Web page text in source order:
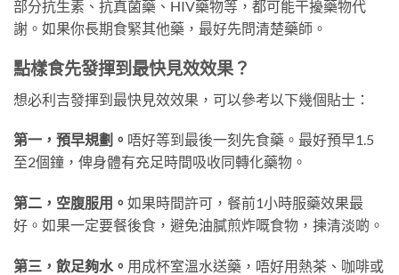
部分抗生素、抗真菌藥、HIV藥物等，都可能干擾藥物代
謝。如果你長期食緊其他藥，最好先問清楚藥師。
點樣食先發揮到最快見效效果？
想必利吉發揮到最快見效效果，可以參考以下幾個貼士：
第一，預早規劃。 唔好等到最後一刻先食藥。最好預早1.5
至2個鐘，俾身體有充足時間吸收同轉化藥物。
第二，空腹服用。 如果時間許可，餐前1小時服藥效果最
好。如果一定要餐後食，避免油膩煎炸嘅食物，揀清淡啲。
第三，飲足夠水。 用成杯室溫水送藥，唔好用熱茶、咖啡或